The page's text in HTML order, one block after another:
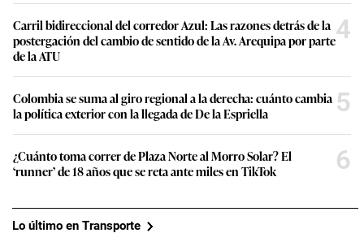
Carril bidireccional del corredor Azul: Las razones detrás de la
postergación del cambio de sentido de la Av. Arequipa por parte
de la ATU
4
Colombia se suma al giro regional a la derecha: cuánto cambia
la política exterior con la llegada de De la Espriella
5
¿Cuánto toma correr de Plaza Norte al Morro Solar? El
‘runner’ de 18 años que se reta ante miles en TikTok
6
Lo último en Transporte